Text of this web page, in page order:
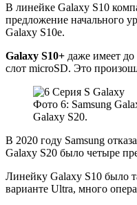
В линейке Galaxy S10
предложение начального
Galaxy S10e.
Galaxy S10+ даже имеет
слот microSD. Это
Фото 6: Samsung
Galaxy S20.
В 2020 году Samsung
Galaxy S20 было четыре
Линейку Galaxy S10 было
варианте Ultra, много